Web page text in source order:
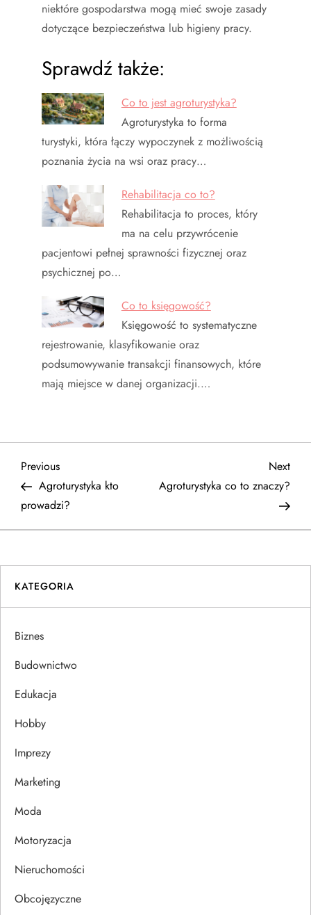
niektóre gospodarstwa mogą mieć swoje zasady
dotyczące bezpieczeństwa lub higieny pracy.
Sprawdź także:
Co to jest agroturystyka?
Agroturystyka to forma
turystyki, która łączy wypoczynek z możliwością
poznania życia na wsi oraz pracy…
Rehabilitacja co to?
Rehabilitacja to proces, który
ma na celu przywrócenie
pacjentowi pełnej sprawności fizycznej oraz
psychicznej po…
Co to księgowość?
Księgowość to systematyczne
rejestrowanie, klasyfikowanie oraz
podsumowywanie transakcji finansowych, które
mają miejsce w danej organizacji.…
N
a
w
i
g
a
c
j
a
w
p
i
s
u
Previous
Post
Previous
Agroturystyka kto
prowadzi?
Next
Next
Agroturystyka co to znaczy?
KATEGORIA
Biznes
Budownictwo
Edukacja
Hobby
Imprezy
Marketing
Moda
Motoryzacja
Nieruchomości
Obcojęzyczne